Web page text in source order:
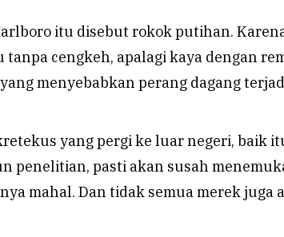
itu disebut rokok putihan.
cengkeh, apalagi kaya dengan
menyebabkan perang dagang
yang pergi ke luar negeri, baik
penelitian, pasti akan susah
mahal. Dan tidak semua merek juga